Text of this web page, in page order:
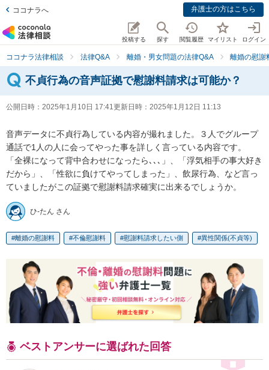
ココナラへ 弁護士の方はこちら
投稿する 探す 閲覧履歴 マイリスト ログイン
ココナラ法律相談 法律Q&A 離婚・男女問題の法律Q&A 離婚の慰謝
不貞行為の音声証拠で慰謝料請求は可能か？
公開日時： 2025年1月10日 17:41更新日時： 2025年1月12日 11:13
音声データに不貞行為している内容が撮れました。３人でグループ
通話で1人の人に会ってやった事を詳しく言っている内容です。
「全裸になって背中合わせになったら､､､」、「浮気相手の事大好き
だから」、「性欲に負けてやってしまった」、飲尿行為、など言っ
ていましたがこの証拠で慰謝料請求確実に出来るでしょうか。
ひ-たん さん
離婚の慰謝料 不倫慰謝料 慰謝料請求したい側 異性関係(不貞等)
ベストアンサーに選ばれた回答